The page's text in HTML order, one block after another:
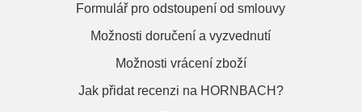
Formulář pro odstoupení od smlouvy
Možnosti doručení a vyzvednutí
Možnosti vrácení zboží
Jak přidat recenzi na HORNBACH?